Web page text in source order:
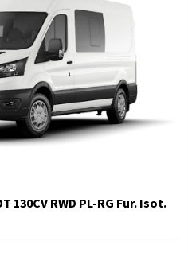
130CV RWD PL-RG Fur. Isot.